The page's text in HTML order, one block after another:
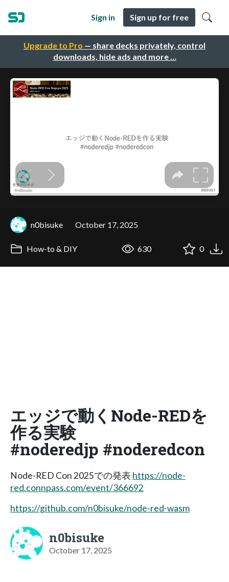
Upgrade to Pro — share decks privately, control
downloads, hide ads and more …
Sign in Sign up for free
n0bisuke October 17, 2025
How-to & DIY 630 0
エッジで動くNode-REDを
作る実験
#noderedjp #noderedcon
Node-RED Con 2025での発表 https://node-
red.connpass.com/event/366692
https://github.com/n0bisuke/node-red-wasm
n0bisuke
October 17, 2025